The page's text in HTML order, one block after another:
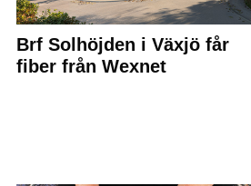
Brf Solhöjden i Växjö får
fiber från Wexnet